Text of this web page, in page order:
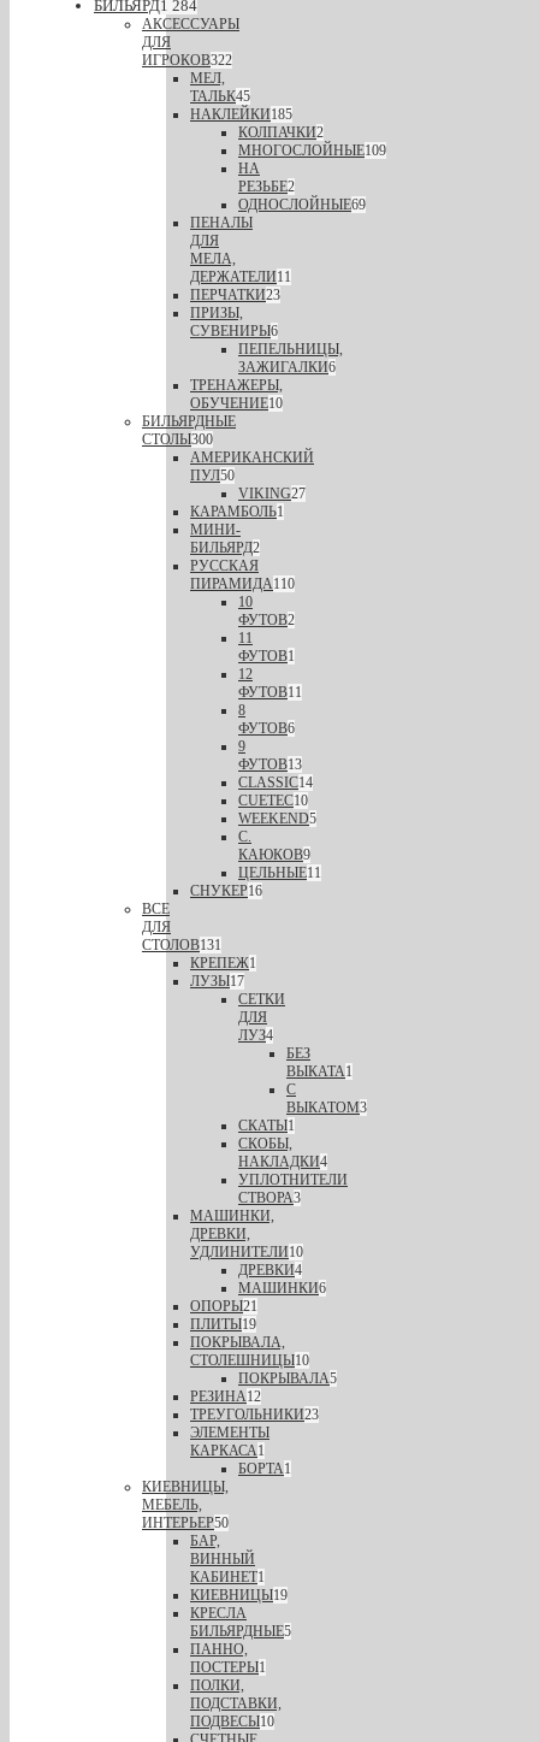
БИЛЬЯРД1 284
АКСЕССУАРЫ
ДЛЯ
ИГРОКОВ322
МЕЛ,
ТАЛЬК45
НАКЛЕЙКИ185
КОЛПАЧКИ2
МНОГОСЛОЙНЫЕ109
НА
РЕЗЬБЕ2
ОДНОСЛОЙНЫЕ69
ПЕНАЛЫ
ДЛЯ
МЕЛА,
ДЕРЖАТЕЛИ11
ПЕРЧАТКИ23
ПРИЗЫ,
СУВЕНИРЫ6
ПЕПЕЛЬНИЦЫ,
ЗАЖИГАЛКИ6
ТРЕНАЖЕРЫ,
ОБУЧЕНИЕ10
БИЛЬЯРДНЫЕ
СТОЛЫ300
АМЕРИКАНСКИЙ
ПУЛ50
VIKING27
КАРАМБОЛЬ1
МИНИ-
БИЛЬЯРД2
РУССКАЯ
ПИРАМИДА110
10
ФУТОВ2
11
ФУТОВ1
12
ФУТОВ11
8
ФУТОВ6
9
ФУТОВ13
CLASSIC14
CUETEC10
WEEKEND5
С.
КАЮКОВ9
ЦЕЛЬНЫЕ11
СНУКЕР16
ВСЕ
ДЛЯ
СТОЛОВ131
КРЕПЕЖ1
ЛУЗЫ17
СЕТКИ
ДЛЯ
ЛУЗ4
БЕЗ
ВЫКАТА1
С
ВЫКАТОМ3
СКАТЫ1
СКОБЫ,
НАКЛАДКИ4
УПЛОТНИТЕЛИ
СТВОРА3
МАШИНКИ,
ДРЕВКИ,
УДЛИНИТЕЛИ10
ДРЕВКИ4
МАШИНКИ6
ОПОРЫ21
ПЛИТЫ19
ПОКРЫВАЛА,
СТОЛЕШНИЦЫ10
ПОКРЫВАЛА5
РЕЗИНА12
ТРЕУГОЛЬНИКИ23
ЭЛЕМЕНТЫ
КАРКАСА1
БОРТА1
КИЕВНИЦЫ,
МЕБЕЛЬ,
ИНТЕРЬЕР50
БАР,
ВИННЫЙ
КАБИНЕТ1
КИЕВНИЦЫ19
КРЕСЛА
БИЛЬЯРДНЫЕ5
ПАННО,
ПОСТЕРЫ1
ПОЛКИ,
ПОДСТАВКИ,
ПОДВЕСЫ10